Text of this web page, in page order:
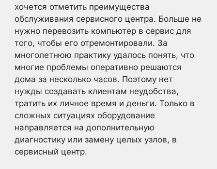
хочется отметить преимущества
обслуживания сервисного центра. Больше не
нужно перевозить компьютер в сервис для
того, чтобы его отремонтировали. За
многолетнюю практику удалось понять, что
многие проблемы оперативно решаются
дома за несколько часов. Поэтому нет
нужды создавать клиентам неудобства,
тратить их личное время и деньги. Только в
сложных ситуациях оборудование
направляется на дополнительную
диагностику или замену целых узлов, в
сервисный центр.